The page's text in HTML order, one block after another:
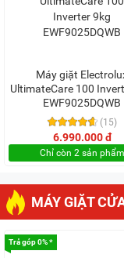
Máy giặt
UltimateCare 100
EWF9025DQWB
(15)
6.990.000 đ
Chỉ còn 2 sản phẩm
MÁY GIẶT
Trả góp 0% *